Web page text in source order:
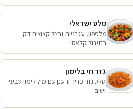
סלט ישראלי
מלפפון, עגבניות ובצל קצוצים דק
בתיבול קלאסי
גזר חי בלימון
סלט גזר פריך ורענן עם מיץ לימון טבעי
ושום